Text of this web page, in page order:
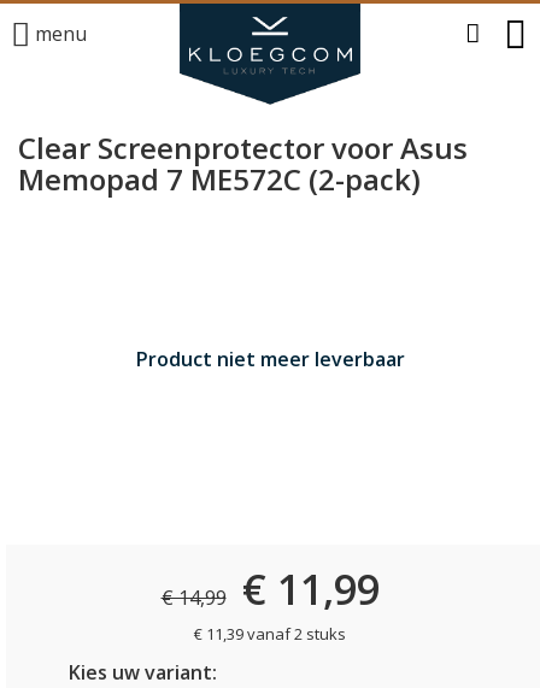
menu
Clear Screenprotector voor Asus
Memopad 7 ME572C (2-pack)
Product niet meer leverbaar
€ 14,99 € 11,99
€ 11,39 vanaf 2 stuks
Kies uw variant: